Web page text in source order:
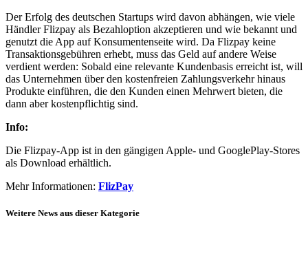
Der Erfolg des deutschen Startups wird davon abhängen, wie viele
Händler Flizpay als Bezahloption akzeptieren und wie bekannt und
genutzt die App auf Konsumentenseite wird. Da Flizpay keine
Transaktionsgebühren erhebt, muss das Geld auf andere Weise
verdient werden: Sobald eine relevante Kundenbasis erreicht ist, will
das Unternehmen über den kostenfreien Zahlungsverkehr hinaus
Produkte einführen, die den Kunden einen Mehrwert bieten, die
dann aber kostenpflichtig sind.
Info:
Die Flizpay-App ist in den gängigen Apple- und GooglePlay-Stores
als Download erhältlich.
Mehr Informationen: FlizPay
Weitere News aus dieser Kategorie